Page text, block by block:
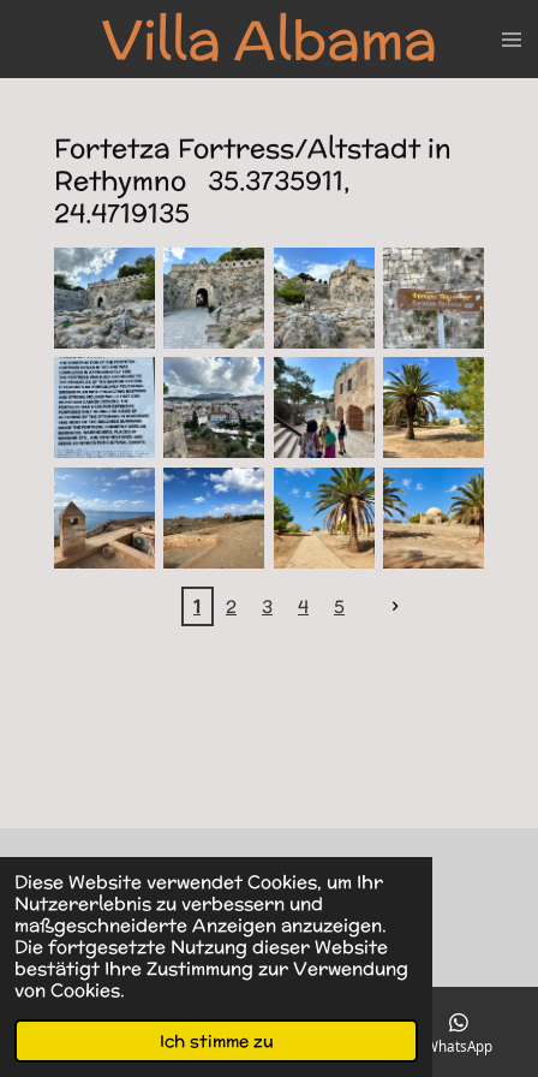
Diese Website verwendet Cookies, um Ihr
Nutzererlebnis zu verbessern und
maßgeschneiderte Anzeigen anzuzeigen.
Die fortgesetzte Nutzung dieser Website
bestätigt Ihre Zustimmung zur Verwendung
von Cookies.
Ich stimme zu
springen
Villa Albama
Fortetza Fortress/Altstadt in
Rethymno 35.3735911,
24.4719135
1 2 3 4 5
© 2022 - 2026 Villa Albama
Telefon WhatsApp